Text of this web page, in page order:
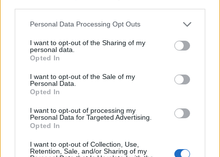
Please note that this website/app uses one or more Google
not limited to your visit or usage behaviour. You may click to
grant or deny consent to Google and its third-party tags to
use your data for below specified purposes in below Google
consent section.
Personal Data Processing Opt Outs
I want to opt-out of the Sharing of my
personal data.
Opted In
I want to opt-out of the Sale of my
Personal Data.
Opted In
I want to opt-out of processing my
Personal Data for Targeted Advertising.
Opted In
I want to opt-out of Collection, Use,
Retention, Sale, and/or Sharing of my
animali domestici e benessere animale,
divulga consigli su cura, salute e convivenza
con cani, gatti e altri animali, basandosi su
fonti veterinarie.